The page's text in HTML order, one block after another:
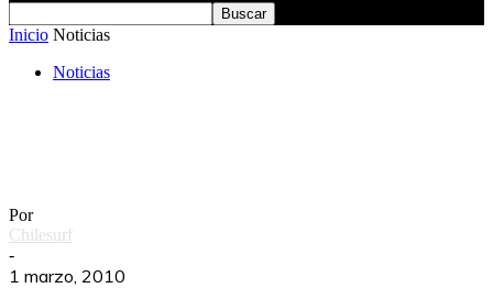
Inicio Noticias
Noticias
Por
Chilesurf
-
1 marzo, 2010